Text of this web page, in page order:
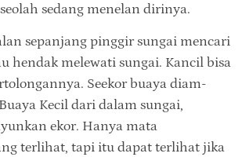
sedang menelan dirinya.
sepanjang pinggir sungai mencari
hendak melewati sungai. Kancil bisa
Seekor buaya diam-
Kecil dari dalam sungai,
ekor. Hanya mata
terlihat, tapi itu dapat terlihat jika